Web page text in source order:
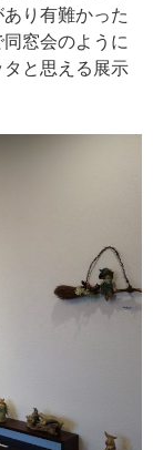
り有難かった
窓会のように
と思える展示